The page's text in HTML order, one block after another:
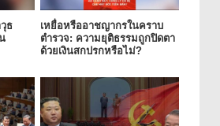
ธ
เหยื่อหรืออาชญากรในคราบ
ตำรวจ: ความยุติธรรมถูกปิดตา
ด้วยเงินสกปรกหรือไม่?